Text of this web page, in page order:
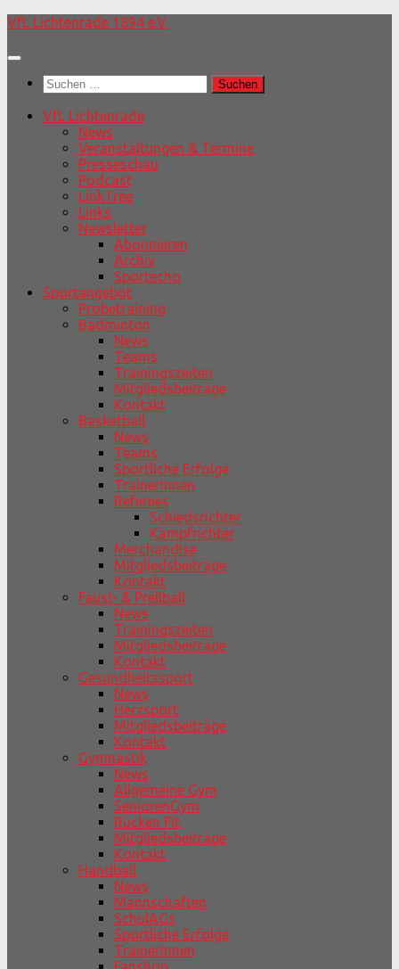
Unter
Inhalt
VfL Lichtenrade 1894 e.V.
Suchen
nach:
VfL Lichtenrade
News
Veranstaltungen & Termine
Presseschau
Podcast
LinkTree
Links
Newsletter
Abonnieren
Archiv
Sportecho
Sportangebot
Probetraining
Badminton
News
Teams
Trainingszeiten
Mitgliedsbeiträge
Kontakt
Basketball
News
Teams
Sportliche Erfolge
TrainerInnen
Referees
Schiedsrichter
Kampfrichter
Merchandise
Mitgliedsbeiträge
Kontakt
Faust- & Prellball
News
Trainingszeiten
Mitgliedsbeiträge
Kontakt
Gesundheitssport
News
Herzsport
Mitgliedsbeiträge
Kontakt
Gymnastik
News
Allgemeine Gym
SeniorenGym
Rücken Fit
Mitgliedsbeiträge
Kontakt
Handball
News
Mannschaften
SchulAGs
Sportliche Erfolge
TrainerInnen